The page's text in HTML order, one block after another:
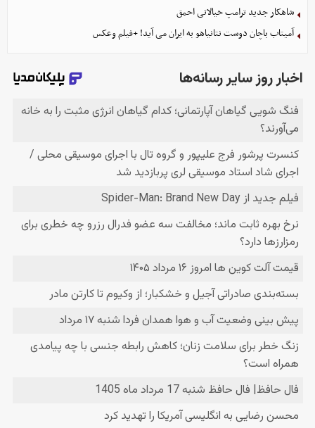
شاهکار جدید ترامپ خیالاتی احمق
آمیتاب باچان دوست نتانیاهو به ایران می آید! +فیلم وعکس